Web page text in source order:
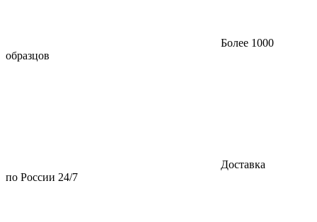
Более 1000
образцов
Доставка
по России 24/7